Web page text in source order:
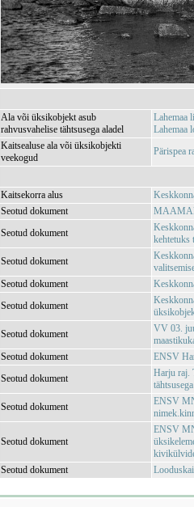
Ala või üksikobjekt asub
rahvusvahelise tähtsusega aladel
Lahemaa
Lahemaa
Kaitsealuse ala või üksikobjekti
veekogud
Pärispea
Kaitsekorra alus
Seotud dokument
Seotud dokument
kehtetuks
Seotud dokument
Seotud dokument
Seotud dokument
Seotud dokument
VV 03.
Seotud dokument
ENSV
Seotud dokument
Harju raj.
Seotud dokument
ENSV
Seotud dokument
ENSV
Seotud dokument